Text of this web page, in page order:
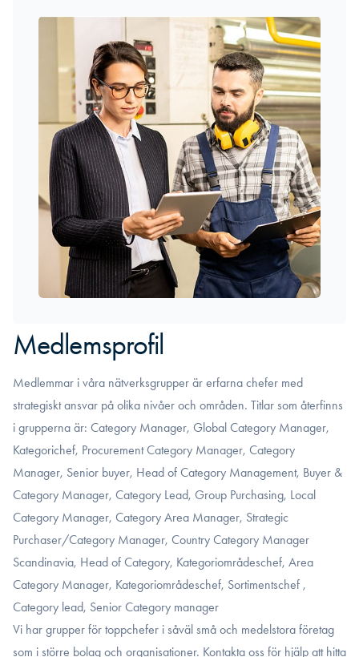
Medlemsprofil
Medlemmar i våra nätverksgrupper är erfarna chefer med
strategiskt ansvar på olika nivåer och områden. Titlar som återfinns
i grupperna är: Category Manager, Global Category Manager,
Kategorichef, Procurement Category Manager, Category
Manager, Senior buyer, Head of Category Management, Buyer &
Category Manager, Category Lead, Group Purchasing, Local
Category Manager, Category Area Manager, Strategic
Purchaser/Category Manager, Country Category Manager
Scandinavia, Head of Category, Kategoriområdeschef, Area
Category Manager, Kategoriområdeschef, Sortimentschef ,
Category lead, Senior Category manager
Vi har grupper för toppchefer i såväl små och medelstora företag
som i större bolag och organisationer. Kontakta oss för hjälp att hitta